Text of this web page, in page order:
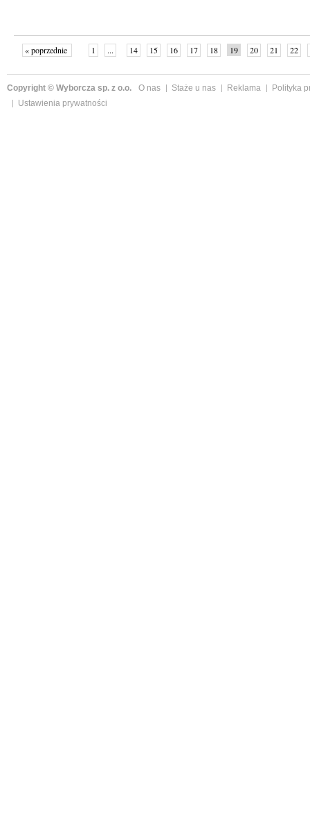
« poprzednie 1 ... 14 15 16 17 18 19 20 21 22
Copyright © Wyborcza sp. z o.o. O nas Staże u nas Reklama
Polityka
Ustawienia prywatności